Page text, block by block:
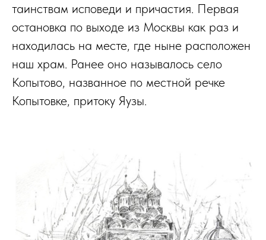
таинствам исповеди и причастия. Первая
остановка по выходе из Москвы как раз и
находилась на месте, где ныне расположен
наш храм. Ранее оно называлось село
Копытово, названное по местной речке
Копытовке, притоку Яузы.